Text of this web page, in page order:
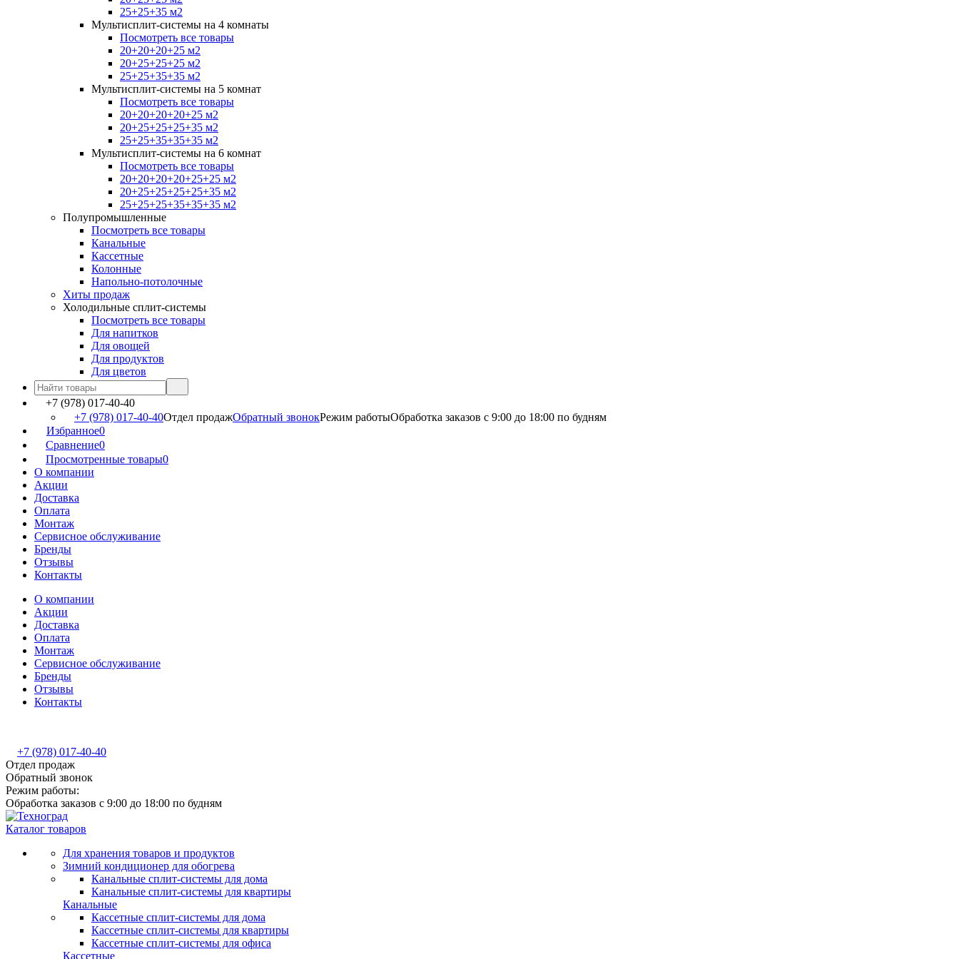
25+25+35 м2
Мультисплит-системы на 4 комнаты
Посмотреть все товары
20+20+20+25 м2
20+25+25+25 м2
25+25+35+35 м2
Мультисплит-системы на 5 комнат
Посмотреть все товары
20+20+20+20+25 м2
20+25+25+25+35 м2
25+25+35+35+35 м2
Мультисплит-системы на 6 комнат
Посмотреть все товары
20+20+20+20+25+25 м2
20+25+25+25+25+35 м2
25+25+25+35+35+35 м2
Полупромышленные
Посмотреть все товары
Канальные
Кассетные
Колонные
Напольно-потолочные
Хиты продаж
Холодильные сплит-системы
Посмотреть все товары
Для напитков
Для овощей
Для продуктов
Для цветов
+7 (978) 017-40-40
+7 (978) 017-40-40Отдел продажОбратный звонокРежим работыОбработка заказов с 9:00 до 18:00 по будням
Избранное0
Сравнение0
Просмотренные товары0
О компании
Акции
Доставка
Оплата
Монтаж
Сервисное обслуживание
Бренды
Отзывы
Контакты
О компании
Акции
Доставка
Оплата
Монтаж
Сервисное обслуживание
Бренды
Отзывы
Контакты
+7 (978) 017-40-40
Отдел продаж
Обратный звонок
Режим работы:
Обработка заказов с 9:00 до 18:00 по будням
Каталог товаров
Для хранения товаров и продуктов
Зимний кондиционер для обогрева
Канальные сплит-системы для дома
Канальные сплит-системы для квартиры
Канальные
Кассетные сплит-системы для дома
Кассетные сплит-системы для квартиры
Кассетные сплит-системы для офиса
Кассетные